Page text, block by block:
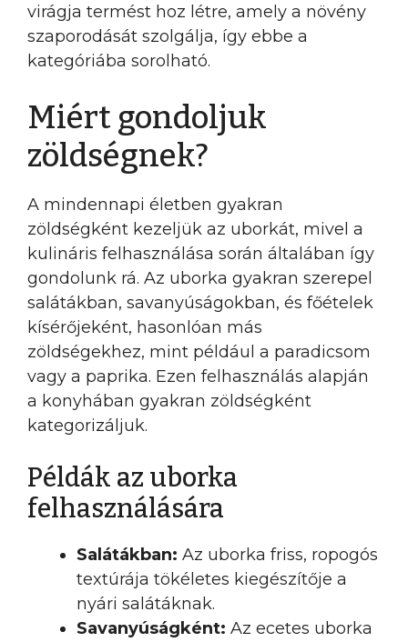
virágja termést hoz létre, amely a növény
szaporodását szolgálja, így ebbe a
kategóriába sorolható.
Miért gondoljuk
zöldségnek?
A mindennapi életben gyakran
zöldségként kezeljük az uborkát, mivel a
kulináris felhasználása során általában így
gondolunk rá. Az uborka gyakran szerepel
salátákban, savanyúságokban, és főételek
kísérőjeként, hasonlóan más
zöldségekhez, mint például a paradicsom
vagy a paprika. Ezen felhasználás alapján
a konyhában gyakran zöldségként
kategorizáljuk.
Példák az uborka
felhasználására
Salátákban: Az uborka friss, ropogós
textúrája tökéletes kiegészítője a
nyári salátáknak.
Savanyúságként: Az ecetes uborka